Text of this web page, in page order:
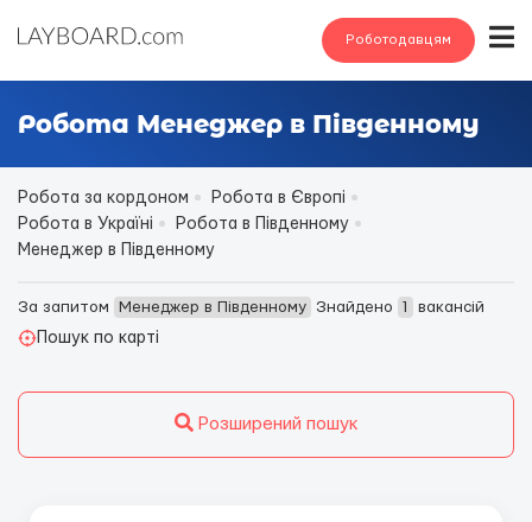
Роботодавцям
Робота Менеджер в Південному
Робота за кордоном
Робота в Європі
Робота в Україні
Робота в Південному
Менеджер в Південному
За запитом Менеджер в Південному Знайдено 1
вакансій
Пошук по карті
Розширений пошук